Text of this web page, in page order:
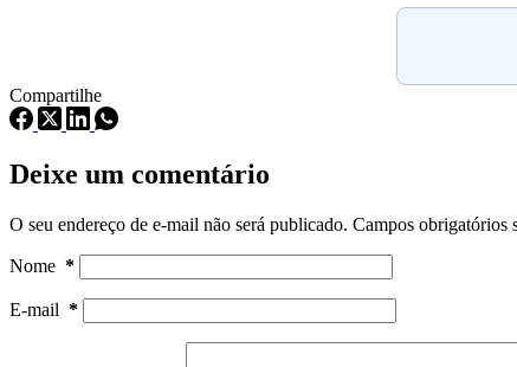
Compartilhe
Deixe um comentário
O seu endereço de e-mail não será publicado. Campos obrigatórios
Nome *
E-mail *